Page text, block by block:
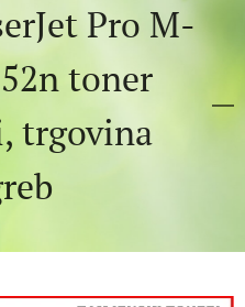
Pro M-
toner
trgovina